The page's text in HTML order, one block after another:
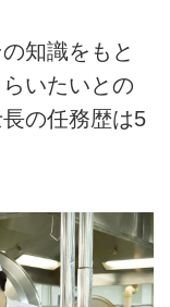
知識をもと
いたいとの
の任務歴は5